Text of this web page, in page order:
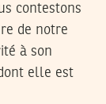
contestons
de notre
à son
elle est